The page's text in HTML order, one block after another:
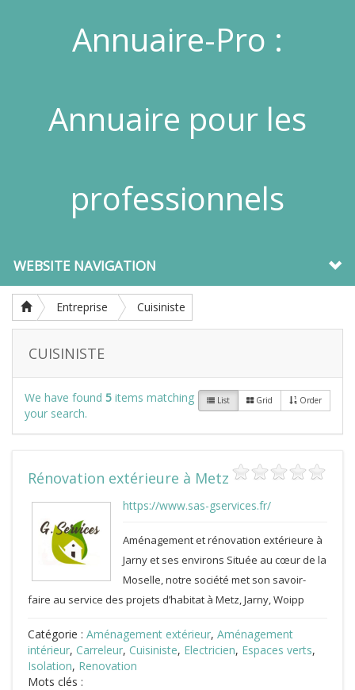
Annuaire-Pro :
Annuaire pour les
professionnels
WEBSITE NAVIGATION
Entreprise Cuisiniste
CUISINISTE
List Grid Order
We have found 5 items matching
your search.
Rénovation extérieure à Metz
https://www.sas-gservices.fr/
Aménagement et rénovation extérieure à
Jarny et ses environs Située au cœur de la
Moselle, notre société met son savoir-
faire au service des projets d’habitat à Metz, Jarny, Woipp
Catégorie : Aménagement extérieur, Aménagement
intérieur, Carreleur, Cuisiniste, Electricien, Espaces verts,
Isolation, Renovation
Mots clés :